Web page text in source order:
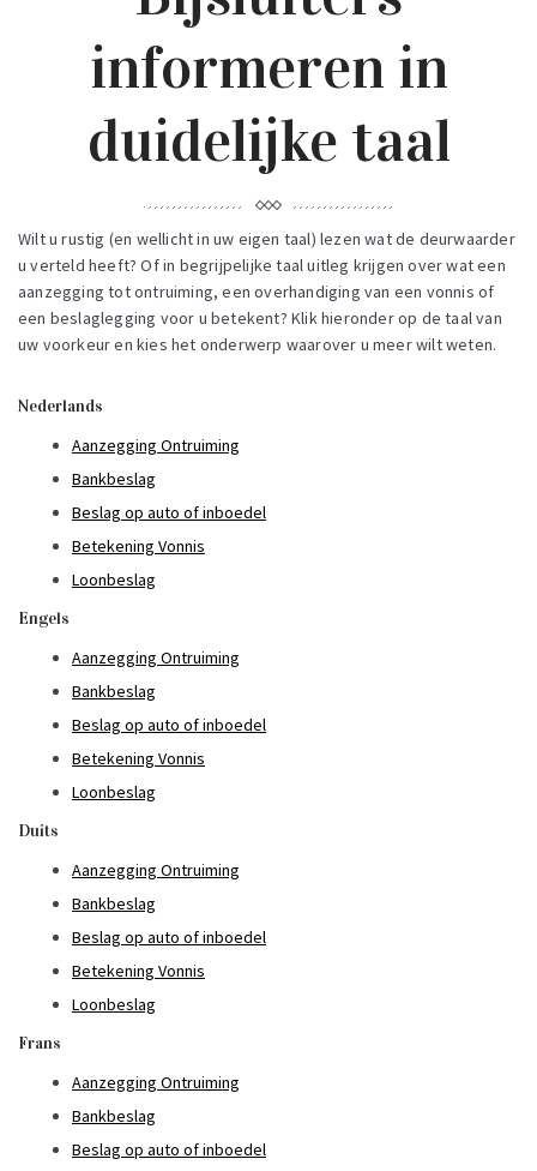
informeren in
duidelijke taal
Wilt u rustig (en wellicht in uw eigen taal) lezen wat de deurwaarder
u verteld heeft? Of in begrijpelijke taal uitleg krijgen over wat een
aanzegging tot ontruiming, een overhandiging van een vonnis of
een beslaglegging voor u betekent? Klik hieronder op de taal van
uw voorkeur en kies het onderwerp waarover u meer wilt weten.
Nederlands
Aanzegging Ontruiming
Bankbeslag
Beslag op auto of inboedel
Betekening Vonnis
Loonbeslag
Engels
Aanzegging Ontruiming
Bankbeslag
Beslag op auto of inboedel
Betekening Vonnis
Loonbeslag
Duits
Aanzegging Ontruiming
Bankbeslag
Beslag op auto of inboedel
Betekening Vonnis
Loonbeslag
Frans
Aanzegging Ontruiming
Bankbeslag
Beslag op auto of inboedel